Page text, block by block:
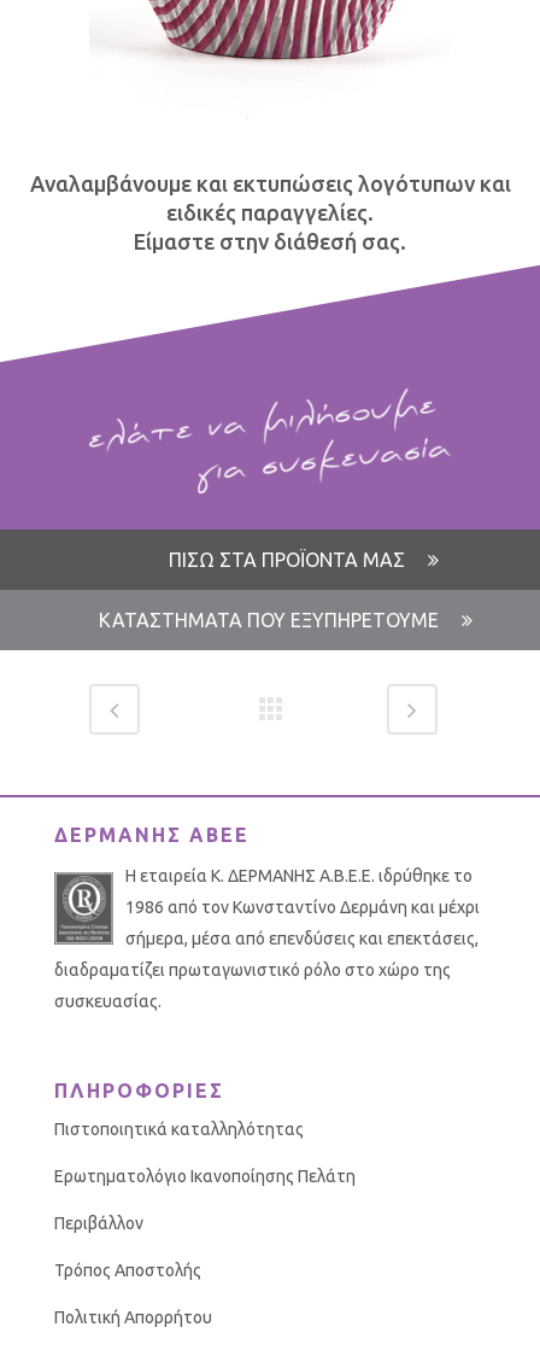
Αναλαμβάνουμε και εκτυπώσεις λογότυπων και
ειδικές παραγγελίες.
Είμαστε στην διάθεσή σας.
ΠΙΣΩ ΣΤΑ ΠΡΟΪΟΝΤΑ ΜΑΣ
ΚΑΤΑΣΤΗΜΑΤΑ ΠΟΥ ΕΞΥΠΗΡΕΤΟΥΜΕ
ΔΕΡΜΑΝΗΣ ΑΒΕΕ
Η εταιρεία Κ. ΔΕΡΜΑΝΗΣ Α.Β.Ε.Ε. ιδρύθηκε το
1986 από τον Κωνσταντίνο Δερμάνη και μέχρι
σήμερα, μέσα από επενδύσεις και επεκτάσεις,
διαδραματίζει πρωταγωνιστικό ρόλο στο χώρο της
συσκευασίας.
ΠΛΗΡΟΦΟΡΙΕΣ
Πιστοποιητικά καταλληλότητας
Ερωτηματολόγιο Ικανοποίησης Πελάτη
Περιβάλλον
Τρόπος Αποστολής
Πολιτική Απορρήτου